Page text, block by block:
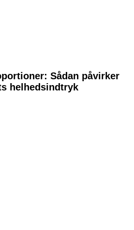
Sådan påvirker
helhedsindtryk